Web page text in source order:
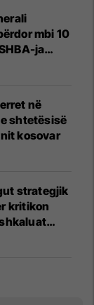
mbi 10
ja
në
në
shtetësisë
kosovar
strategjik
kritikon
KFOR-it